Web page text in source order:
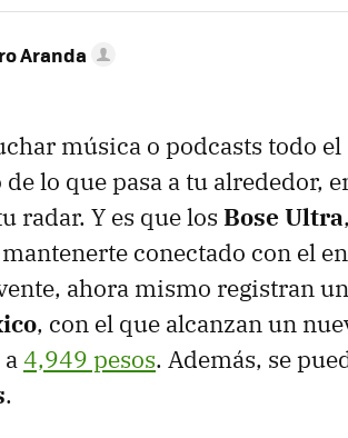
Aranda
música o podcasts todo
lo que pasa a tu alrededor,
radar. Y es que los Bose Ultra
conectado con el
ahora mismo registran
, con el que alcanzan un
4,949 pesos. Además, se
.